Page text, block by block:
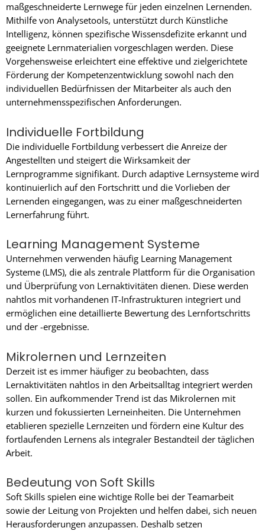
maßgeschneiderte Lernwege für jeden einzelnen Lernenden.
Mithilfe von Analysetools, unterstützt durch Künstliche
Intelligenz, können spezifische Wissensdefizite erkannt und
geeignete Lernmaterialien vorgeschlagen werden. Diese
Vorgehensweise erleichtert eine effektive und zielgerichtete
Förderung der Kompetenzentwicklung sowohl nach den
individuellen Bedürfnissen der Mitarbeiter als auch den
unternehmensspezifischen Anforderungen.
Individuelle Fortbildung
Die individuelle Fortbildung verbessert die Anreize der
Angestellten und steigert die Wirksamkeit der
Lernprogramme signifikant. Durch adaptive Lernsysteme wird
kontinuierlich auf den Fortschritt und die Vorlieben der
Lernenden eingegangen, was zu einer maßgeschneiderten
Lernerfahrung führt.
Learning Management Systeme
Unternehmen verwenden häufig Learning Management
Systeme (LMS), die als zentrale Plattform für die Organisation
und Überprüfung von Lernaktivitäten dienen. Diese werden
nahtlos mit vorhandenen IT-Infrastrukturen integriert und
ermöglichen eine detaillierte Bewertung des Lernfortschritts
und der -ergebnisse.
Mikrolernen und Lernzeiten
Derzeit ist es immer häufiger zu beobachten, dass
Lernaktivitäten nahtlos in den Arbeitsalltag integriert werden
sollen. Ein aufkommender Trend ist das Mikrolernen mit
kurzen und fokussierten Lerneinheiten. Die Unternehmen
etablieren spezielle Lernzeiten und fördern eine Kultur des
fortlaufenden Lernens als integraler Bestandteil der täglichen
Arbeit.
Bedeutung von Soft Skills
Soft Skills spielen eine wichtige Rolle bei der Teamarbeit
sowie der Leitung von Projekten und helfen dabei, sich neuen
Herausforderungen anzupassen. Deshalb setzen